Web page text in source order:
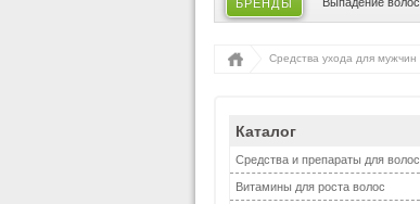
БРЕНДЫ
Средства ухода для мужчин
Каталог
Средства и препараты для волос
Витамины для роста волос